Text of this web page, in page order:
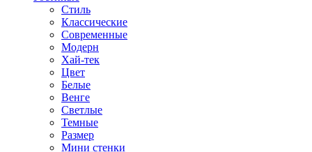
Стиль
Классические
Современные
Модерн
Хай-тек
Цвет
Белые
Венге
Светлые
Темные
Размер
Мини стенки